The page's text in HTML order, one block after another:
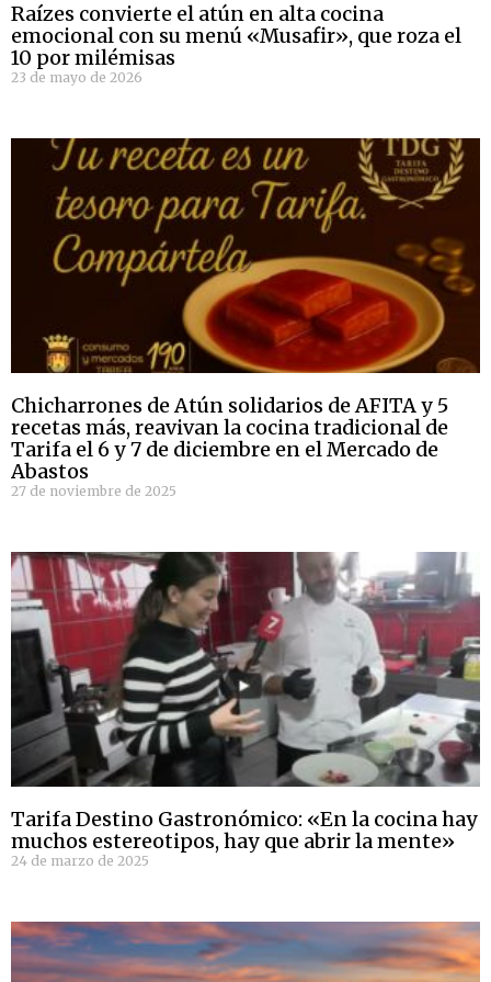
Raízes convierte el atún en alta cocina
emocional con su menú «Musafir», que roza el
10 por milémisas
23 de mayo de 2026
Chicharrones de Atún solidarios de AFITA y 5
recetas más, reavivan la cocina tradicional de
Tarifa el 6 y 7 de diciembre en el Mercado de
Abastos
27 de noviembre de 2025
Tarifa Destino Gastronómico: «En la cocina hay
muchos estereotipos, hay que abrir la mente»
24 de marzo de 2025